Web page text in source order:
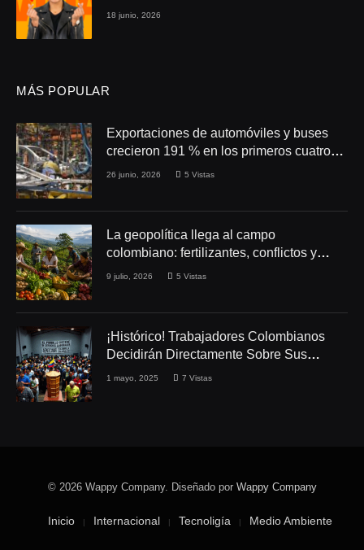
Colombia
18 junio, 2026
MÁS POPULAR
Exportaciones de automóviles y buses
crecieron 191 % en los primeros cuatro
meses de 2026
26 junio, 2026 5 Vistas
La geopolítica llega al campo
colombiano: fertilizantes, conflictos y
seguridad alimentaria
9 julio, 2026 5 Vistas
¡Histórico! Trabajadores Colombianos
Decidirán Directamente Sobre Sus
Derechos Laborales
1 mayo, 2025 7 Vistas
© 2026 Wappy Company. Diseñado por Wappy Company
Inicio Internacional Tecnoligía Medio Ambiente